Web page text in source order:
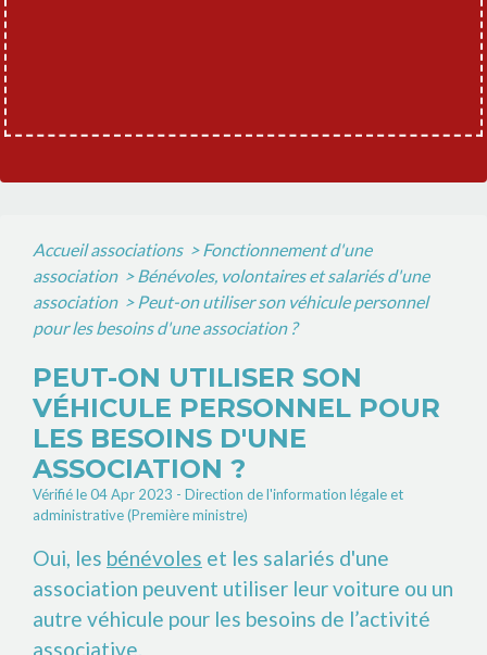
Accueil associations > Fonctionnement d'une
association > Bénévoles, volontaires et salariés d'une
association > Peut-on utiliser son véhicule personnel
pour les besoins d'une association ?
PEUT-ON UTILISER SON
VÉHICULE PERSONNEL POUR
LES BESOINS D'UNE
ASSOCIATION ?
Vérifié le 04 Apr 2023 - Direction de l'information légale et
administrative (Première ministre)
Oui, les bénévoles et les salariés d'une
association peuvent utiliser leur voiture ou un
autre véhicule pour les besoins de l’activité
associative.